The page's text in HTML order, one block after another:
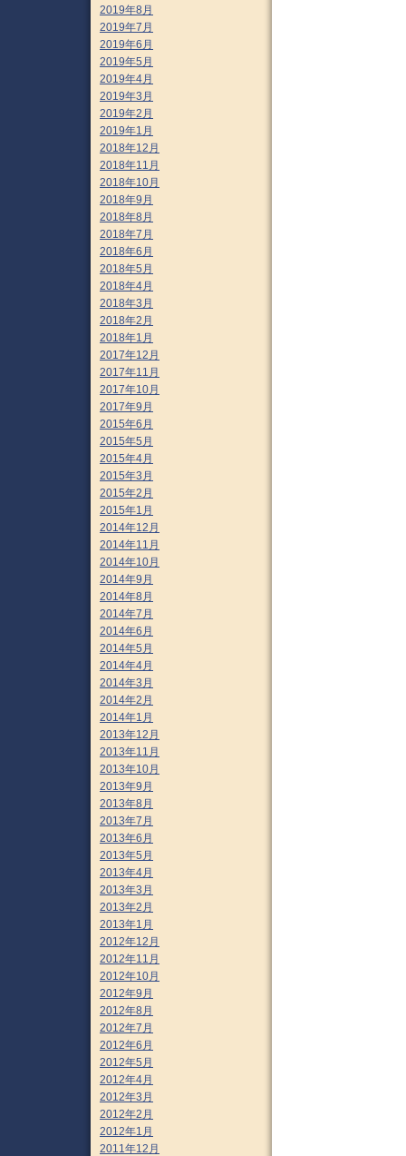
2019年8月
2019年7月
2019年6月
2019年5月
2019年4月
2019年3月
2019年2月
2019年1月
2018年12月
2018年11月
2018年10月
2018年9月
2018年8月
2018年7月
2018年6月
2018年5月
2018年4月
2018年3月
2018年2月
2018年1月
2017年12月
2017年11月
2017年10月
2017年9月
2015年6月
2015年5月
2015年4月
2015年3月
2015年2月
2015年1月
2014年12月
2014年11月
2014年10月
2014年9月
2014年8月
2014年7月
2014年6月
2014年5月
2014年4月
2014年3月
2014年2月
2014年1月
2013年12月
2013年11月
2013年10月
2013年9月
2013年8月
2013年7月
2013年6月
2013年5月
2013年4月
2013年3月
2013年2月
2013年1月
2012年12月
2012年11月
2012年10月
2012年9月
2012年8月
2012年7月
2012年6月
2012年5月
2012年4月
2012年3月
2012年2月
2012年1月
2011年12月